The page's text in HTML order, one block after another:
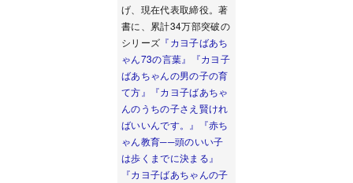
げ、現在代表取締役。著
書に、累計34万部突破の
シリーズ 『カヨ子ばあち
ゃん73の言葉』
『カヨ子
ばあちゃんの男の子の育
て方』
『カヨ子ばあちゃ
んのうちの子さえ賢けれ
ばいいんです。』
『赤ち
ゃん教育──頭のいい子
は歩くまでに決まる』
『カヨ子ばあちゃんの子